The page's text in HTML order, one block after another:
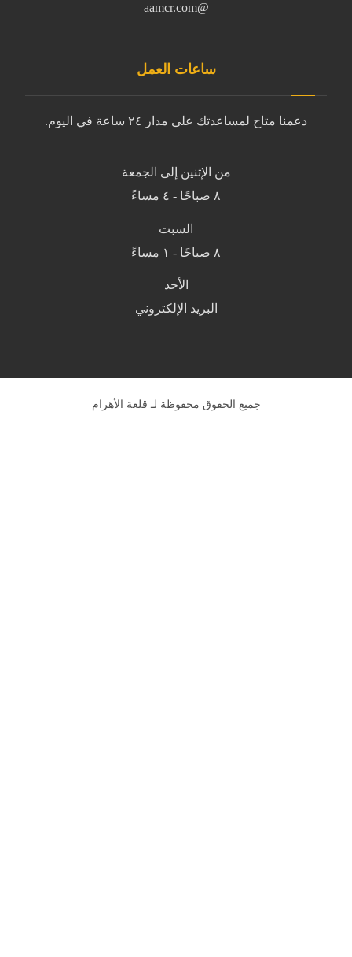
@aamcr.com
ساعات العمل
دعمنا متاح لمساعدتك على مدار ٢٤ ساعة في اليوم.
من الإثنين إلى الجمعة
٨ صباحًا - ٤ مساءً
السبت
٨ صباحًا - ١ مساءً
الأحد
البريد الإلكتروني
جميع الحقوق محفوظة لـ قلعة الأهرام